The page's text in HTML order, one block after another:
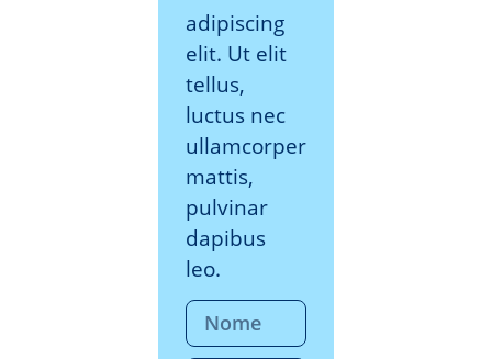
adipiscing
elit. Ut elit
tellus,
luctus nec
ullamcorper
mattis,
pulvinar
dapibus
leo.